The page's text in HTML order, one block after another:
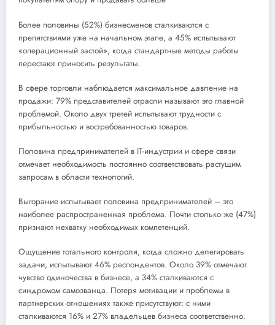
Более половины (52%) бизнесменов сталкиваются с
препятствиями уже на начальном этапе, а 45% испытывают
«операционный застой», когда стандартные методы работы
перестают приносить результаты.
В сфере торговли наблюдается максимальное давление на
продажи: 79% представителей отрасли называют это главной
проблемой. Около двух третей испытывают трудности с
прибыльностью и востребованностью товаров.
Половина предпринимателей в IT-индустрии и сфере связи
отмечает необходимость постоянно соответствовать растущим
запросам в области технологий.
Выгорание испытывает половина предпринимателей – это
наиболее распространенная проблема. Почти столько же (47%)
признают нехватку необходимых компетенций.
Ощущение тотального контроля, когда сложно делегировать
задачи, испытывают 46% респондентов. Около 39% отмечают
чувство одиночества в бизнесе, а 34% сталкиваются с
синдромом самозванца. Потеря мотивации и проблемы в
партнерских отношениях также присутствуют: с ними
сталкиваются 16% и 27% владельцев бизнеса соответственно.